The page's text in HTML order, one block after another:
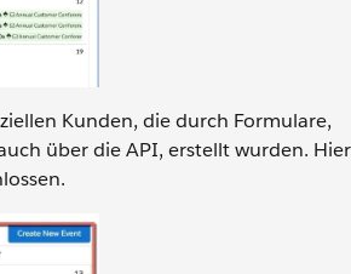
Kunden, die durch Formulare,
über die API, erstellt wurden.